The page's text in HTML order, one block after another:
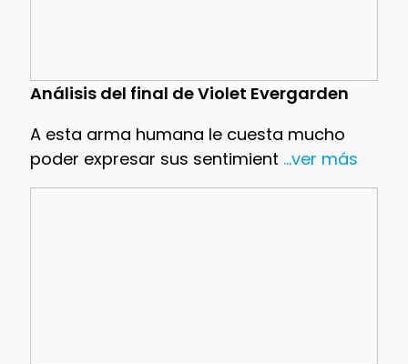
Análisis del final de Violet Evergarden
A esta arma humana le cuesta mucho
poder expresar sus sentimient ...ver más